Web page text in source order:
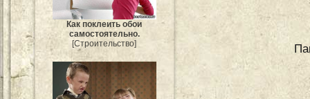
Как поклеить обои
самостоятельно.
[Строительство]